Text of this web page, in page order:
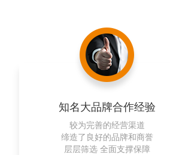
知名大品牌合作经验
较为完善的经营渠道
缔造了良好的品牌和商誉
层层筛选 全面支撑保障